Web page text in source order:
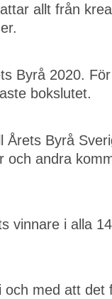
allt från
Byrå 2020.
bokslutet.
Byrå
och andra
vinnare i alla
med att